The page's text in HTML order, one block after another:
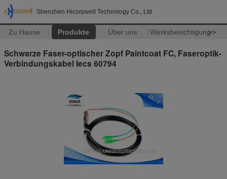
Shenzhen Hicorpwell Technology Co., Ltd
Zu Hause Produkte Über uns Werksbesichtigung>>
Schwarze Faser-optischer Zopf Paintcoat FC, Faseroptik-
Verbindungskabel Iecs 60794